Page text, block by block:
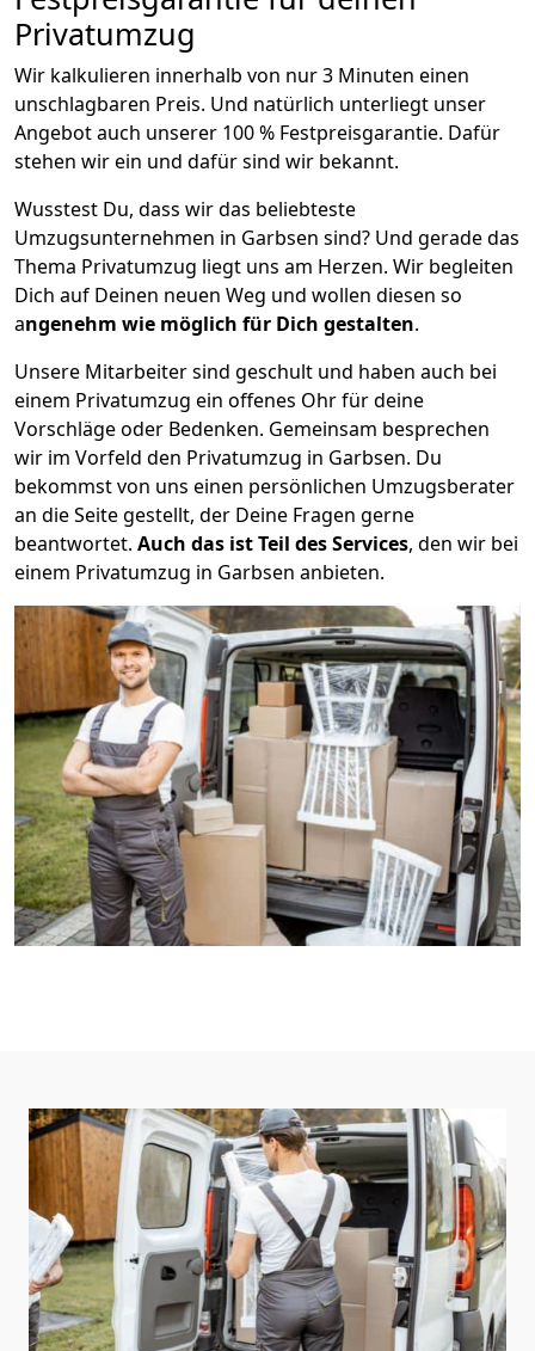
Privatumzug
Wir kalkulieren innerhalb von nur 3 Minuten einen
unschlagbaren Preis. Und natürlich unterliegt unser
Angebot auch unserer 100 % Festpreisgarantie. Dafür
stehen wir ein und dafür sind wir bekannt.
Wusstest Du, dass wir das beliebteste
Umzugsunternehmen in Garbsen sind? Und gerade das
Thema Privatumzug liegt uns am Herzen. Wir begleiten
Dich auf Deinen neuen Weg und wollen diesen so
angenehm wie möglich für Dich gestalten.
Unsere Mitarbeiter sind geschult und haben auch bei
einem Privatumzug ein offenes Ohr für deine
Vorschläge oder Bedenken. Gemeinsam besprechen
wir im Vorfeld den Privatumzug in Garbsen. Du
bekommst von uns einen persönlichen Umzugsberater
an die Seite gestellt, der Deine Fragen gerne
beantwortet. Auch das ist Teil des Services, den wir bei
einem Privatumzug in Garbsen anbieten.